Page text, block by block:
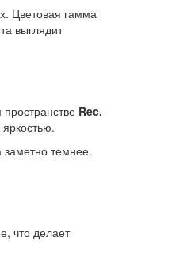
Цветовая гамма
выглядит
Rec.
заметно темнее.
что делает